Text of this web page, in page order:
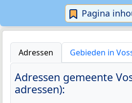
Pagina
Adressen Gebieden in
Adressen gemeente
adressen):